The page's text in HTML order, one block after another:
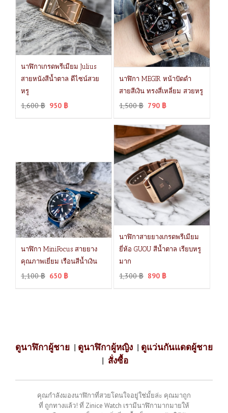
นาฬิกาเกรดพรีเมียม Julius
สายหนังสีน้ำตาล ดีไซน์สวย
หรู
1,600฿ 950 ฿
นาฬิกา MEGIR หน้าปัดดำ
สายสีเงิน ทรงสี่เหลี่ยม สวยหรู
1,500฿ 790 ฿
นาฬิกา MiniFocus สายยาง
คุณภาพเยี่ยม เรือนสีน้ำเงิน
1,100฿ 650 ฿
นาฬิกาสายยางเกรดพรีเมียม
ยี่ห้อ GUOU สีน้ำตาล เรียบหรู
มาก
1,300฿ 890 ฿
ดูนาฬิกาผู้ชาย | ดูนาฬิกาผู้หญิง | ดูแว่นกันแดดผู้ชาย
| สั่งซื้อ
คุณกำลังมองนาฬิกาที่สวยโดนใจอยู่ใช่มั้ยล่ะ คุณมาถูก
ที่ ถูกทางแล้ว! ที่ Zinice Watch เรามีนาฬิกามากมายให้